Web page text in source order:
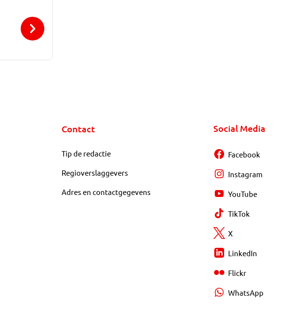
Contact
Tip de redactie
Regioverslaggevers
Adres en contactgegevens
Social Media
Facebook
Instagram
YouTube
TikTok
X
LinkedIn
Flickr
WhatsApp